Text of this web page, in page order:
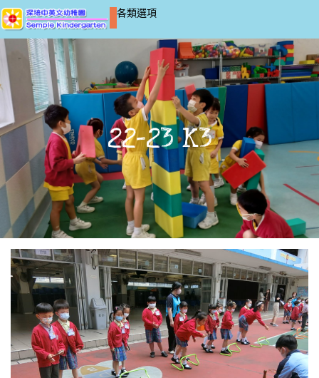
各類選項
22-23 K3